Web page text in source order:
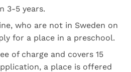
3-5 years.
who are not in Sweden on
for a place in a preschool.
of charge and covers 15
a place is offered